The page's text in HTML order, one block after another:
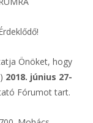
Önöket, hogy
2018. június 27-
Fórumot tart.